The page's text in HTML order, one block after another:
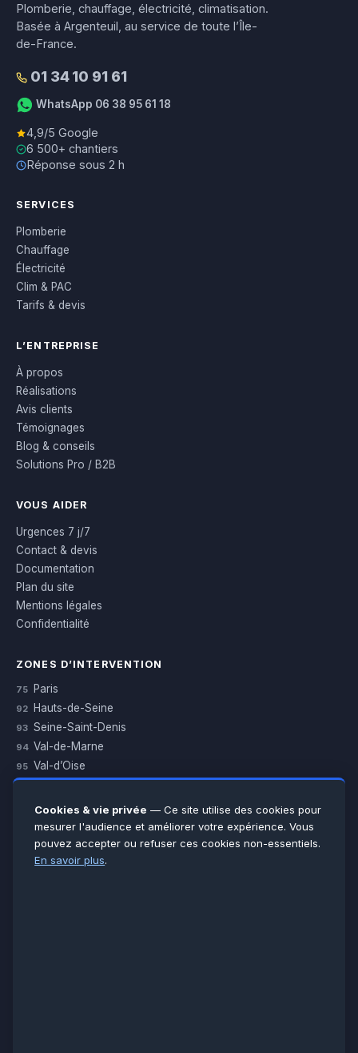
Plomberie, chauffage, électricité, climatisation.
Basée à Argenteuil, au service de toute l’Île-
de-France.
01 34 10 91 61
WhatsApp 06 38 95 61 18
4,9/5 Google
6 500+ chantiers
Réponse sous 2 h
SERVICES
Plomberie
Chauffage
Électricité
Clim & PAC
Tarifs & devis
L’ENTREPRISE
À propos
Réalisations
Avis clients
Témoignages
Blog & conseils
Solutions Pro / B2B
VOUS AIDER
Urgences 7 j/7
Contact & devis
Documentation
Plan du site
Mentions légales
Confidentialité
ZONES D’INTERVENTION
75 Paris
92 Hauts-de-Seine
93 Seine-Saint-Denis
94 Val-de-Marne
95 Val-d’Oise
Essonne
Seine-et-Marne
Voir toutes les villes →
Cookies & vie privée — Ce site utilise des cookies pour
mesurer l'audience et améliorer votre expérience. Vous
pouvez accepter ou refuser ces cookies non-essentiels.
En savoir plus.